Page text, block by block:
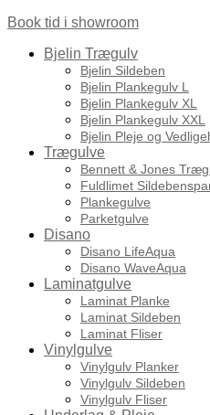
Book tid i showroom
Bjelin Trægulv
Bjelin Sildeben
Bjelin Plankegulv L
Bjelin Plankegulv XL
Bjelin Plankegulv XXL
Bjelin Pleje og
Trægulve
Bennett & Jones
Fuldlimet
Plankegulve
Parketgulve
Disano
Disano LifeAqua
Disano WaveAqua
Laminatgulve
Laminat Planke
Laminat Sildeben
Laminat Fliser
Vinylgulve
Vinylgulv Planker
Vinylgulv Sildeben
Vinylgulv Fliser